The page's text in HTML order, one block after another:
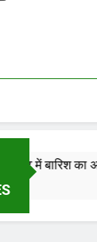
का अलर्ट! जानिए